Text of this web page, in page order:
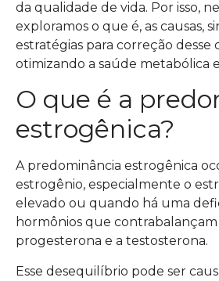
da qualidade de vida. Por isso,
exploramos o que é, as causas,
estratégias para correção desse
otimizando a saúde metabólica
O que é a
estrogênica?
A predominância estrogênica
estrogênio, especialmente o
elevado ou quando há uma
hormônios que contrabalançam
progesterona e a testosterona.
Esse desequilíbrio pode ser